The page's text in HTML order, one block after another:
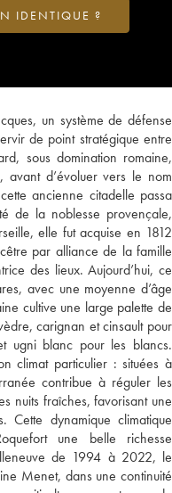
un système de défense
de point stratégique entre
sous domination romaine,
avant d’évoluer vers le nom
ancienne citadelle passa
de la noblesse provençale,
elle fut acquise en 1812
par alliance de la famille
des lieux. Aujourd’hui, ce
avec une moyenne d’âge
cultive une large palette de
carignan et cinsault pour
ugni blanc pour les blancs.
climat particulier : situées à
contribue à réguler les
nuits fraîches, favorisant une
Cette dynamique climatique
une belle richesse
de 1994 à 2022, le
Menet, dans une continuité
IDENTIQUE ?